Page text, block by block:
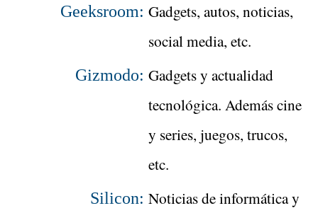
Geeksroom: Gadgets, autos, noticias,
social media, etc.
Gizmodo: Gadgets y actualidad
tecnológica. Además cine
y series, juegos, trucos,
etc.
Silicon: Noticias de informática y